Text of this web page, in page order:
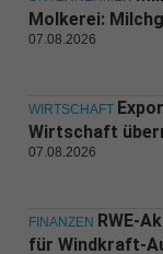
Molkerei:
07.08.2026
WIRTSCHAFT
Wirtschaft
07.08.2026
FINANZEN RWE-
für Windkraft-